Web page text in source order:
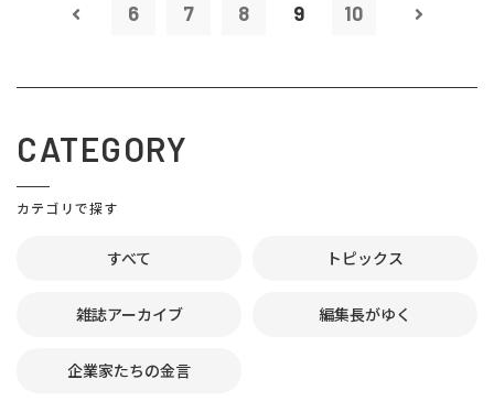
6 7 8 9 10
CATEGORY
カテゴリで探す
すべて トピックス
雑誌アーカイブ 編集長がゆく
企業家たちの金言